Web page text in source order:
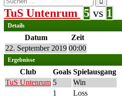
nach:
TuS Untenrum 5 vs 1
Details
Datum
Zeit
22. September 2019 00:00
Ergebnisse
Club Goals Spielausgang
TuS Untenrum 5
Win
1
Loss